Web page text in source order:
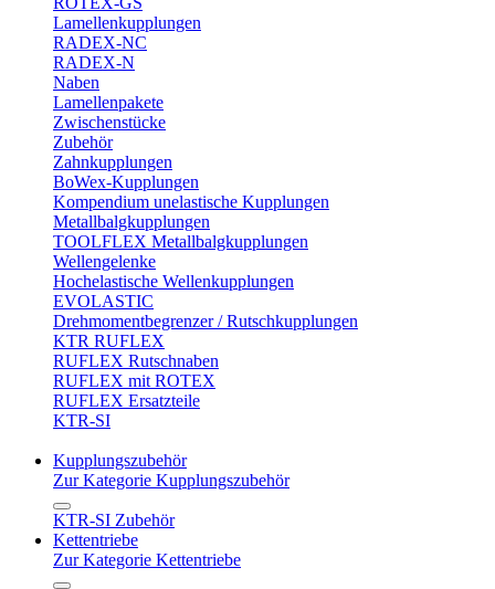
Lamellenkupplungen
RADEX-NC
RADEX-N
Naben
Lamellenpakete
Zwischenstücke
Zubehör
Zahnkupplungen
BoWex-Kupplungen
Kompendium unelastische Kupplungen
Metallbalgkupplungen
TOOLFLEX Metallbalgkupplungen
Wellengelenke
Hochelastische Wellenkupplungen
EVOLASTIC
Drehmomentbegrenzer / Rutschkupplungen
KTR RUFLEX
RUFLEX Rutschnaben
RUFLEX mit ROTEX
RUFLEX Ersatzteile
KTR-SI
Kupplungszubehör
Zur Kategorie Kupplungszubehör
KTR-SI Zubehör
Kettentriebe
Zur Kategorie Kettentriebe